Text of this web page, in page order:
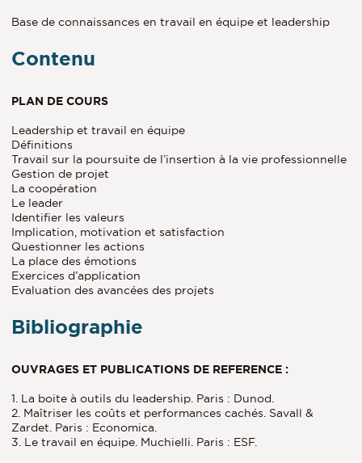
Base de connaissances en travail en équipe et leadership
Contenu
PLAN DE COURS
Leadership et travail en équipe
Définitions
Travail sur la poursuite de l’insertion à la vie professionnelle
Gestion de projet
La coopération
Le leader
Identifier les valeurs
Implication, motivation et satisfaction
Questionner les actions
La place des émotions
Exercices d’application
Evaluation des avancées des projets
Bibliographie
OUVRAGES ET PUBLICATIONS DE REFERENCE :
1. La boite à outils du leadership. Paris : Dunod.
2. Maîtriser les coûts et performances cachés. Savall &
Zardet. Paris : Economica.
3. Le travail en équipe. Muchielli. Paris : ESF.